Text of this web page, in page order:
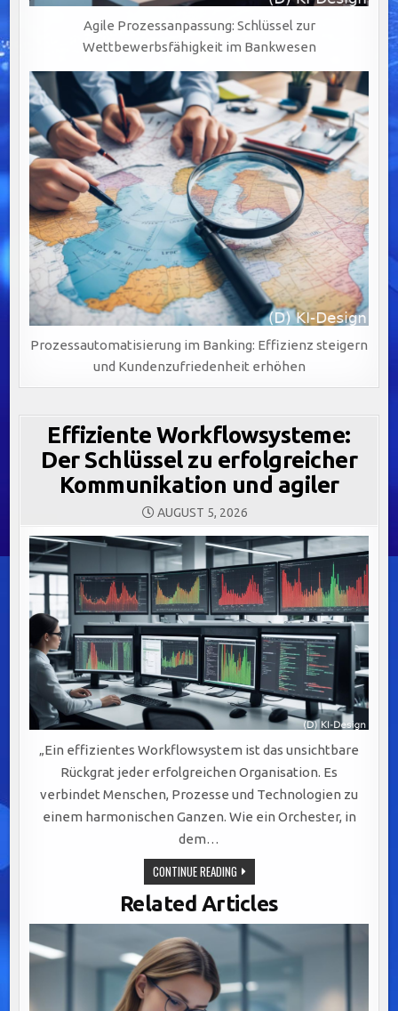
Agile Prozessanpassung: Schlüssel zur
Wettbewerbsfähigkeit im Bankwesen
Prozessautomatisierung im Banking: Effizienz steigern
und Kundenzufriedenheit erhöhen
Effiziente Workflowsysteme:
Der Schlüssel zu erfolgreicher
Kommunikation und agiler
AUGUST 5, 2026
„Ein effizientes Workflowsystem ist das unsichtbare
Rückgrat jeder erfolgreichen Organisation. Es
verbindet Menschen, Prozesse und Technologien zu
einem harmonischen Ganzen. Wie ein Orchester, in
dem…
CONTINUE READINGEFFIZIENTE
WORKFLOWSYSTEME:
DER
SCHLÜSSEL
ZU
ERFOLGREICHER
KOMMUNIKATION
AGILER
Related Articles